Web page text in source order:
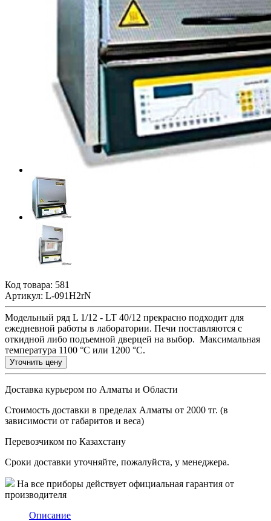
Код товара: 581
Артикул: L-091H2rN
Модельный ряд L 1/12 - LT 40/12 прекрасно подходит для
ежедневной работы в лаборатории. Печи поставляются с
откидной либо подъемной дверцей на выбор. Максимальная
температура 1100 °C или 1200 °C.
Уточнить цену
Доставка курьером по Алматы и Области
Стоимость доставки в пределах Алматы от 2000 тг. (в
зависимости от габаритов и веса)
Перевозчиком по Казахстану
Сроки доставки уточняйте, пожалуйста, у менеджера.
На все приборы действует официальная гарантия от
производителя
Описание